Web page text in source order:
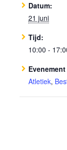
Datum:
21 juni
Tijd:
10:00 -
Atletiek,